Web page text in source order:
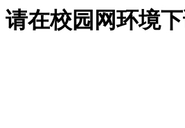
请在校园网环境